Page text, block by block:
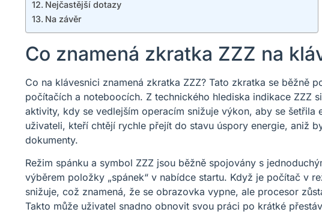
Nejčastější dotazy
Na závěr
Co znamená zkratka ZZZ na
Co na klávesnici znamená zkratka ZZZ? Tato zkratka se běžně
počítačích a noteboocích. Z technického hlediska indikace ZZZ
aktivity, kdy se vedlejším operacím snižuje výkon, aby se šetřila
uživateli, kteří chtějí rychle přejít do stavu úspory energie, aniž
dokumenty.
Režim spánku a symbol ZZZ jsou běžně spojovány s
výběrem položky „spánek“ v nabídce startu. Když je počítač v
snižuje, což znamená, že se obrazovka vypne, ale procesor
Takto může uživatel snadno obnovit svou práci po krátké